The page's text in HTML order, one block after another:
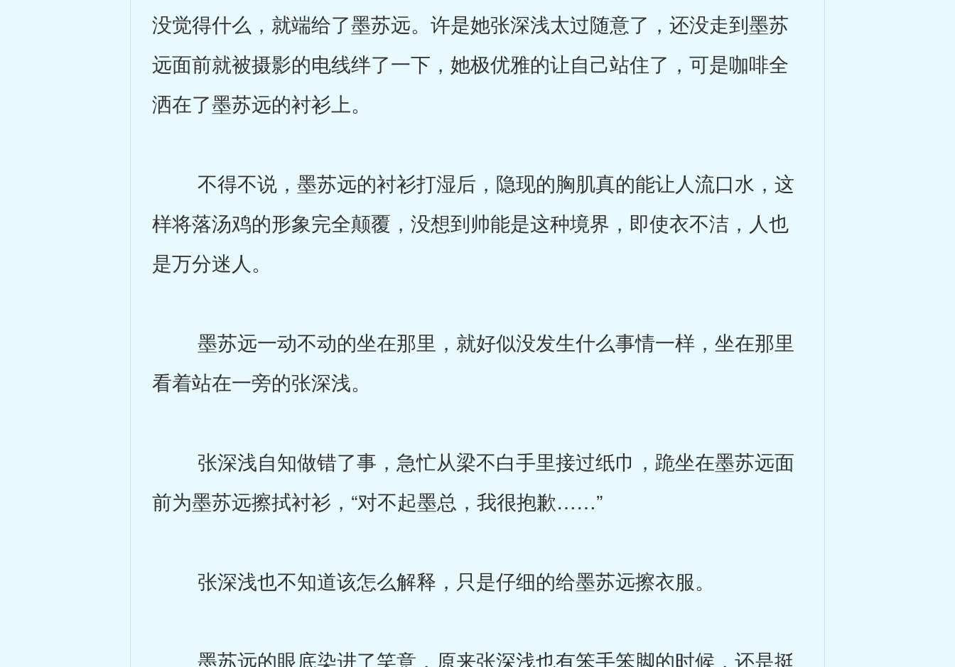
没觉得什么，就端给了墨苏远。许是她张深浅太过随意了，还没走到墨苏
远面前就被摄影的电线绊了一下，她极优雅的让自己站住了，可是咖啡全
洒在了墨苏远的衬衫上。
不得不说，墨苏远的衬衫打湿后，隐现的胸肌真的能让人流口水，这
样将落汤鸡的形象完全颠覆，没想到帅能是这种境界，即使衣不洁，人也
是万分迷人。
墨苏远一动不动的坐在那里，就好似没发生什么事情一样，坐在那里
看着站在一旁的张深浅。
张深浅自知做错了事，急忙从梁不白手里接过纸巾，跪坐在墨苏远面
前为墨苏远擦拭衬衫，“对不起墨总，我很抱歉……”
张深浅也不知道该怎么解释，只是仔细的给墨苏远擦衣服。
墨苏远的眼底染进了笑意，原来张深浅也有笨手笨脚的时候，还是挺